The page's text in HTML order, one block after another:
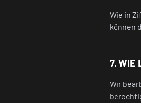
Wie in
können
7. WIE
Wir